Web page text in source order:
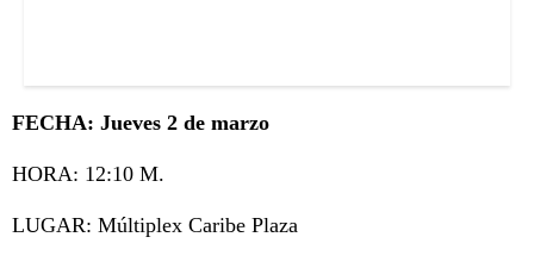
FECHA: Jueves 2 de marzo
HORA: 12:10 M.
LUGAR: Múltiplex Caribe Plaza